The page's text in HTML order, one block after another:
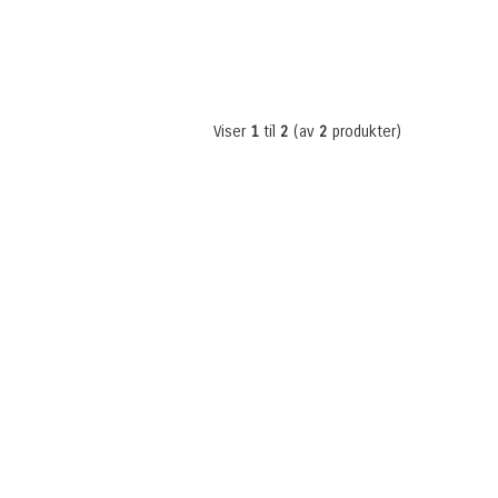
Viser 1 til 2 (av 2 produkter)